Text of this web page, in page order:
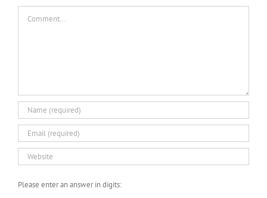
Please enter an answer in digits: